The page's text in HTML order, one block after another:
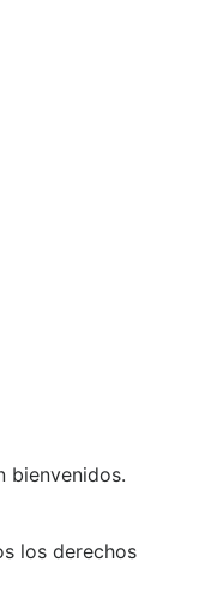
bienvenidos.
los derechos